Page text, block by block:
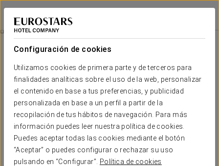
Configuración de cookies
Utilizamos cookies de primera parte y de terceros para
finalidades analíticas sobre el uso de la web, personalizar
el contenido en base a tus preferencias, y publicidad
personalizada en base a un perfil a partir de la
recopilación de tus hábitos de navegación. Para más
información puedes leer nuestra política de cookies.
Puedes aceptar todas las cookies mediante el botón
“Aceptar” o puedes configurar o rechazar su uso
pulsando en “Configurar”.
Política de cookies
Tandem Puerto Chico
CÁDIZ
Suites
Suites
El confort y descanso que necesitas
Tandem Puerto Chicopone a tu disposición20 amplias y
luminosas suites,pensadas para que te relajes cómodamente y
disfrutes al máximo de tus días en Cádiz.
Todas ellas cuentan con los mejores servicios, como conexión Wi-
Fi, aire acondicionado y calefacción, además de una cocina
completamente equipada.